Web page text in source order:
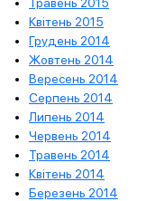
Квітень 2015
Грудень 2014
Жовтень 2014
Вересень 2014
Серпень 2014
Липень 2014
Червень 2014
Травень 2014
Квітень 2014
Березень 2014